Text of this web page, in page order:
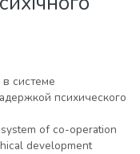
системе
психического
of co-operation
development